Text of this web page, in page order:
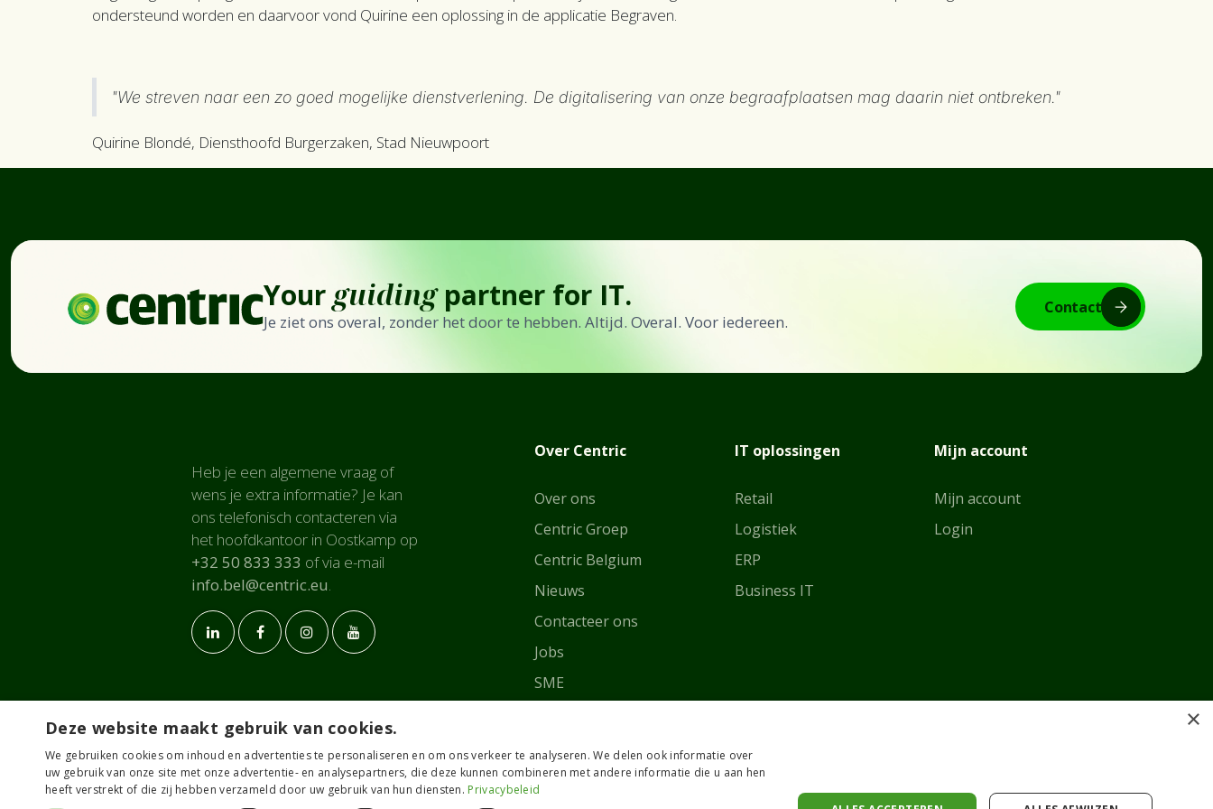
ondersteund worden en daarvoor vond Quirine een oplossing in de applicatie Begraven.
"We streven naar een zo goed mogelijke dienstverlening. De digitalisering van onze begraafplaatsen mag daarin niet ontbreken."
Quirine Blondé, Diensthoofd Burgerzaken, Stad Nieuwpoort
Your guidingpartner for IT.
Je ziet ons overal, zonder het door te hebben. Altijd. Overal. Voor iedereen.
Contact
Heb je een algemene vraag of
wens je extra informatie? Je kan
ons telefonisch contacteren via
het hoofdkantoor in Oostkamp op
+32 50 833 333 of via e-mail
info.bel@centric.eu.
Over Centric
Over ons
Centric Groep
Centric Belgium
Nieuws
Contacteer ons
Jobs
SME
IT oplossingen
Retail
Logistiek
ERP
Business IT
Mijn account
Mijn account
Login
×
Deze website maakt gebruik van cookies.
We gebruiken cookies om inhoud en advertenties te personaliseren en om ons verkeer te analyseren. We delen ook informatie over
uw gebruik van onze site met onze advertentie- en analysepartners, die deze kunnen combineren met andere informatie die u aan hen
heeft verstrekt of die zij hebben verzameld door uw gebruik van hun diensten. Privacybeleid